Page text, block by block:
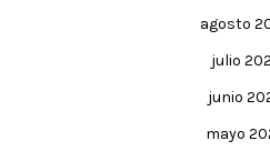
agosto
julio
junio
mayo